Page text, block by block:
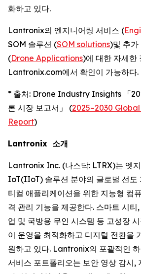
화하고 있다.
Lantronix의 엔지니어링 서비스 (
SOM 솔루션 (SOM solutions)및 추가
(Drone Applications)에 대한 자세한
Lantronix.com에서 확인이 가능하다.
* 출처: Drone Industry Insights 「
론 시장 보고서」 (2025–2030
Report)
Lantronix 소개
Lantronix Inc. (나스닥: LTRX)는 엣
IoT(IIoT) 솔루션 분야의 글로벌 선도
티컬 애플리케이션을 위한 지능형 컴
격 관리 기능을 제공한다. 스마트 시
업 및 국방용 무인 시스템 등 고성장
이 운영을 최적화하고 디지털 전환을
원하고 있다. Lantronix의 포괄적인 하
서비스 포트폴리오는 보안 영상 감시,